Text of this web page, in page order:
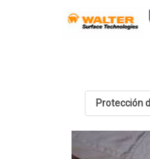
Protección